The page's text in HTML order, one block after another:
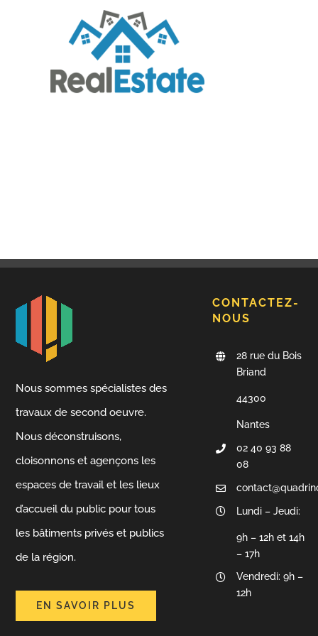
Nous sommes spécialistes des
travaux de second oeuvre.
Nous déconstruisons,
cloisonnons et agençons les
espaces de travail et les lieux
d’accueil du public pour tous
les bâtiments privés et publics
de la région.
EN SAVOIR PLUS
CONTACTEZ-
NOUS
28 rue du Bois
Briand
44300
Nantes
02 40 93 88
08
Lundi – Jeudi:
9h – 12h et 14h
– 17h
Vendredi: 9h –
12h